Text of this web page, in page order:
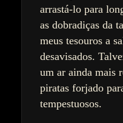
arrastá-lo para
as dobradiças da
meus tesouros a
desavisados.
um ar ainda mais
piratas forjado
tempestuosos.